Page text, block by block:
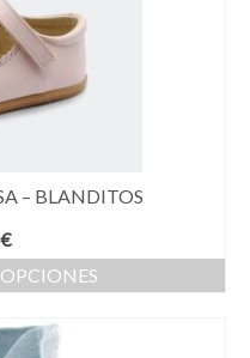
– BLANDITOS
€